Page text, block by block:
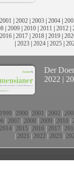
2001 | 2002 | 2003 | 2004 |
| 2009 | 2010 | 2011 | 2012 |
2016 | 2017 | 2018 | 2019 |
| 2023| 2024| 2025|
Der
2022 |
1999 2000 2001 2002
2007 2008 2009 2010
2014 2015 2016 2017
2021 2022 2023|